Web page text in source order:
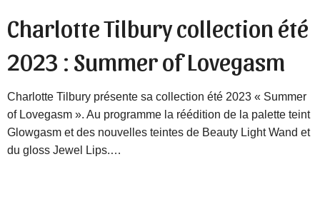
Charlotte Tilbury collection été
2023 : Summer of Lovegasm
Charlotte Tilbury présente sa collection été 2023 « Summer
of Lovegasm ». Au programme la réédition de la palette teint
Glowgasm et des nouvelles teintes de Beauty Light Wand et
du gloss Jewel Lips.…